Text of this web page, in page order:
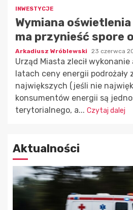
INWESTYCJE
Wymiana
ma przynieść spore
Arkadiusz Wróblewski 23 czerwca
Urząd Miasta zlecił
latach ceny energii podrożały
największych (jeśli nie
konsumentów energii są
terytorialnego, a... Czytaj dalej
Aktualności